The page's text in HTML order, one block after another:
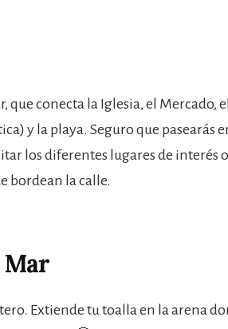
que conecta la Iglesia, el Mercado, el
y la playa. Seguro que pasearás
los diferentes lugares de interés
bordean la calle.
Mar
Extiende tu toalla en la arena